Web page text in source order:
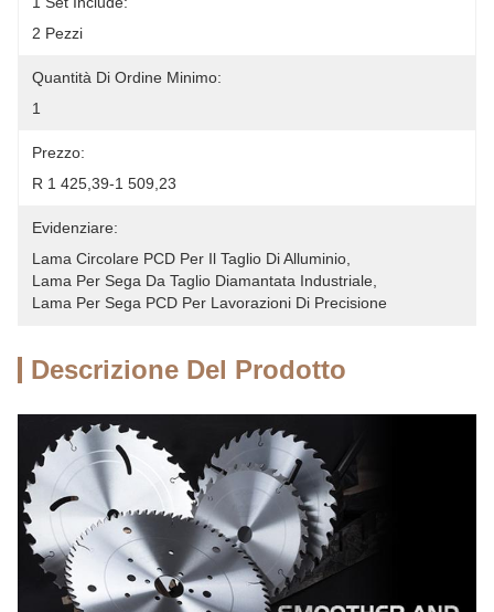
2 Pezzi
Quantità Di Ordine Minimo:
1
Prezzo:
R 1 425,39-1 509,23
Evidenziare:
Lama Circolare PCD Per Il Taglio Di Alluminio
Lama Per Sega Da Taglio Diamantata Industriale
Lama Per Sega PCD Per Lavorazioni Di Precisione
Descrizione Del Prodotto